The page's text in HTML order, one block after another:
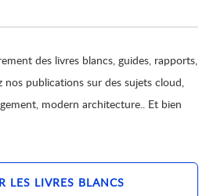
des livres blancs, guides, rapports,
publications sur des sujets cloud,
modern architecture.. Et bien
LES LIVRES BLANCS